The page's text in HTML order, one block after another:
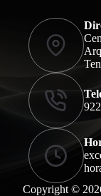
Copyright ©